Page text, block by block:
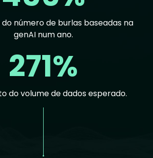
número de burlas baseadas na
genAI num ano.
271%
do volume de dados esperado.